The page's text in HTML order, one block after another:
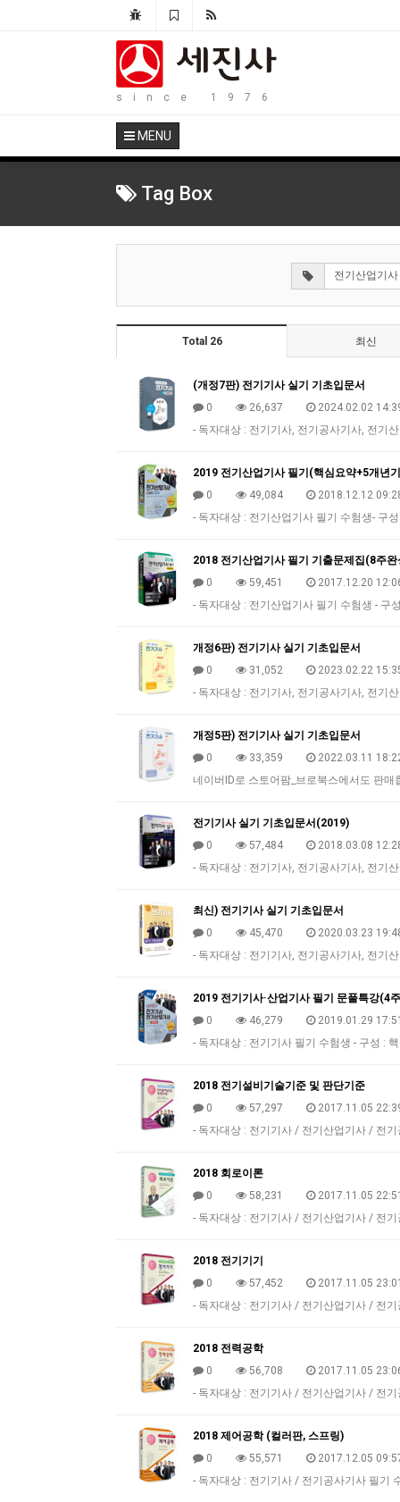
since 1976
MENU
Tag Box
Total 26 최신
(개정7판) 전기기사 실기 기초입문서
0
26,637
2024.02.02
- 독자대상 : 전기기사, 전기공사기사, 전기
2019 전기산업기사 필기(핵심요약+5개년
0
49,084
2018.12.12
- 독자대상 : 전기산업기사 필기 수험생- 구
2018 전기산업기사 필기 기출문제집(8주완
0
59,451
2017.12.20
- 독자대상 : 전기산업기사 필기 수험생 -
개정6판) 전기기사 실기 기초입문서
0
31,052
2023.02.22
- 독자대상 : 전기기사, 전기공사기사, 전기
개정5판) 전기기사 실기 기초입문서
0
33,359
2022.03.11
네이버ID로 스토어팜_브로북스에서도 판
전기기사 실기 기초입문서(2019)
0
57,484
2018.03.08
- 독자대상 : 전기기사, 전기공사기사, 전기
최신) 전기기사 실기 기초입문서
0
45,470
2020.03.23
- 독자대상 : 전기기사, 전기공사기사, 전기
2019 전기기사·산업기사 필기 문풀특강(4
0
46,279
2019.01.29
- 독자대상 : 전기기사 필기 수험생 - 구성 :
2018 전기설비기술기준 및 판단기준
0
57,297
2017.11.05
- 독자대상 : 전기기사 / 전기산업기사 / 전
2018 회로이론
0
58,231
2017.11.05
- 독자대상 : 전기기사 / 전기산업기사 / 전
2018 전기기기
0
57,452
2017.11.05
- 독자대상 : 전기기사 / 전기산업기사 / 전
2018 전력공학
0
56,708
2017.11.05
- 독자대상 : 전기기사 / 전기산업기사 / 전
2018 제어공학 (컬러판, 스프링)
0
55,571
2017.12.05
- 독자대상 : 전기기사 / 전기공사기사 필기